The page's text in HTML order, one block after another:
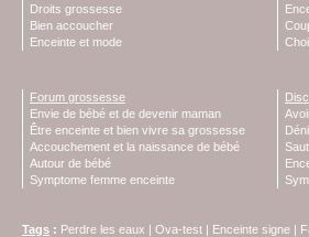
Droits grossesse
Bien accoucher
Enceinte et mode
Forum grossesse
Envie de bébé et de devenir maman
Être enceinte et bien vivre sa grossesse
Accouchement et la naissance de bébé
Autour de bébé
Symptome femme enceinte
Tags : Perdre les eaux | Ova-test | Enceinte signe |